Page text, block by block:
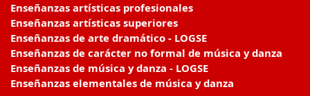
Enseñanzas artísticas profesionales
Enseñanzas artísticas superiores
Enseñanzas de arte dramático - LOGSE
Enseñanzas de carácter no formal de música y danza
Enseñanzas de música y danza - LOGSE
Enseñanzas elementales de música y danza